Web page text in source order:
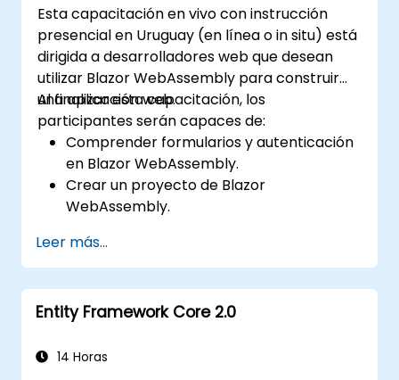
Esta capacitación en vivo con instrucción
presencial en Uruguay (en línea o in situ) está
dirigida a desarrolladores web que desean
utilizar Blazor WebAssembly para construir
una aplicación web.
Al finalizar esta capacitación, los
participantes serán capaces de:
Comprender formularios y autenticación
en Blazor WebAssembly.
Crear un proyecto de Blazor
WebAssembly.
tu aplicación web.
Leer más...
Entity Framework Core 2.0
14 Horas